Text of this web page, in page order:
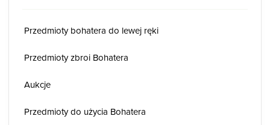
Przedmioty bohatera do lewej ręki
Przedmioty zbroi Bohatera
Aukcje
Przedmioty do użycia Bohatera